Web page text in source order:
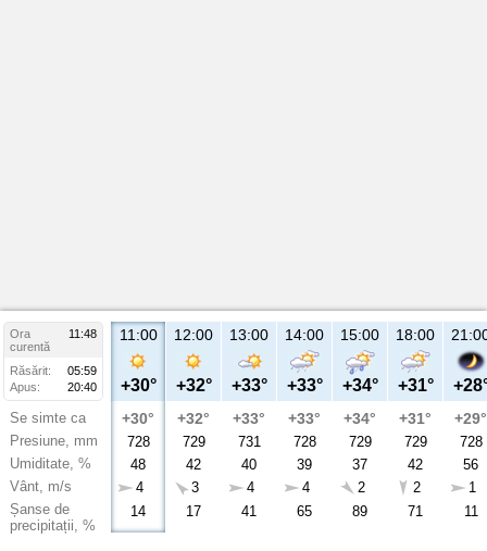
Ora
11:48
curentă
Răsărit:
05:59
Apus:
20:40
Se simte ca
Presiune, mm
Umiditate, %
Vânt, m/s
Șanse de
precipitații, %
11:00
+30°
+30°
728
48
4
14
12:00
+32°
+32°
729
42
3
17
13:00
+33°
+33°
731
40
4
41
14:00
+33°
+33°
728
39
4
65
15:00
+34°
+34°
729
37
2
89
18:00
+31°
+31°
729
42
2
71
+29°
728
56
1
11